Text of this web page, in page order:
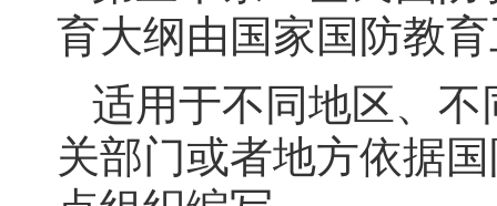
育大纲由国家国防教
适用于不同地区、
关部门或者地方依据